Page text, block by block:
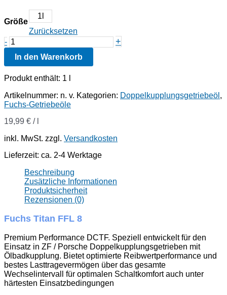
Größe
1l
Zurücksetzen
- Fuchs
Titan
FFL
8
Menge
+
In den Warenkorb
Produkt enthält: 1
Artikelnummer: n. v. Kategorien: Doppelkupplungsgetriebeöl ,
Fuchs-Getriebeöle
19,99 € /
inkl. MwSt. zzgl. Versandkosten
Lieferzeit: ca. 2-4 Werktage
Beschreibung
Zusätzliche Informationen
Produktsicherheit
Rezensionen (0)
Fuchs Titan FFL 8
Premium Performance DCTF. Speziell entwickelt für den
Einsatz in ZF / Porsche Doppelkupplungsgetrieben mit
Ölbadkupplung. Bietet optimierte Reibwertperformance und
bestes Lasttragevermögen über das gesamte
Wechselintervall für optimalen Schaltkomfort auch unter
härtesten Einsatzbedingungen